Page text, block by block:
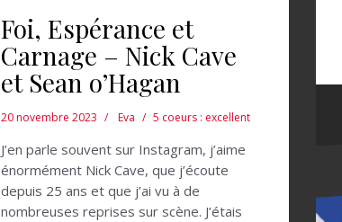
Foi, Espérance et
Carnage – Nick Cave
et Sean o’Hagan
20 novembre 2023 Eva 5 coeurs : excellent
J’en parle souvent sur Instagram, j’aime
énormément Nick Cave, que j’écoute
depuis 25 ans et que j’ai vu à de
nombreuses reprises sur scène. J’étais